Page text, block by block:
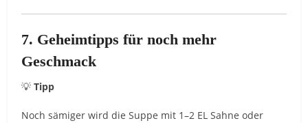
7. Geheimtipps für noch mehr
Geschmack
💡Tipp
Noch sämiger wird die Suppe mit 1–2 EL Sahne oder